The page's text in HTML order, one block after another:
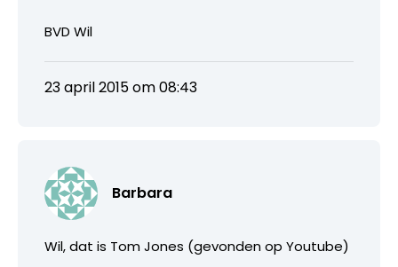
BVD Wil
23 april 2015 om 08:43
Barbara
Wil, dat is Tom Jones (gevonden op Youtube)